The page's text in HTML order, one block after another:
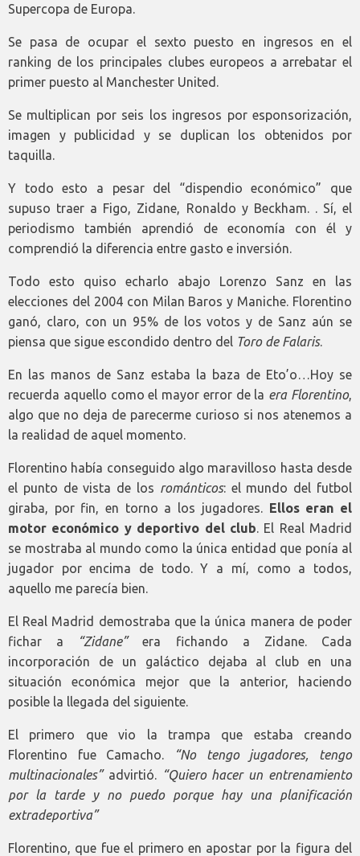
Supercopa de Europa.
Se pasa de ocupar el sexto puesto en ingresos en el
ranking de los principales clubes europeos a arrebatar el
primer puesto al Manchester United.
Se multiplican por seis los ingresos por esponsorización,
imagen y publicidad y se duplican los obtenidos por
taquilla.
Y todo esto a pesar del “dispendio económico” que
supuso traer a Figo, Zidane, Ronaldo y Beckham. . Sí, el
periodismo también aprendió de economía con él y
comprendió la diferencia entre gasto e inversión.
Todo esto quiso echarlo abajo Lorenzo Sanz en las
elecciones del 2004 con Milan Baros y Maniche. Florentino
ganó, claro, con un 95% de los votos y de Sanz aún se
piensa que sigue escondido dentro del Toro de Falaris.
En las manos de Sanz estaba la baza de Eto’o…Hoy se
recuerda aquello como el mayor error de la era Florentino,
algo que no deja de parecerme curioso si nos atenemos a
la realidad de aquel momento.
Florentino había conseguido algo maravilloso hasta desde
el punto de vista de los románticos: el mundo del futbol
giraba, por fin, en torno a los jugadores. Ellos eran el
motor económico y deportivo del club. El Real Madrid
se mostraba al mundo como la única entidad que ponía al
jugador por encima de todo. Y a mí, como a todos,
aquello me parecía bien.
El Real Madrid demostraba que la única manera de poder
fichar a
“Zidane”era fichando a Zidane. Cada
incorporación de un galáctico dejaba al club en una
situación económica mejor que la anterior, haciendo
posible la llegada del siguiente.
El primero que vio la trampa que estaba creando
Florentino fue Camacho.
“No tengo jugadores, tengo
multinacionales”advirtió. “Quiero hacer un entrenamiento
por la tarde y no puedo porque hay una planificación
extradeportiva”
Florentino, que fue el primero en apostar por la figura del